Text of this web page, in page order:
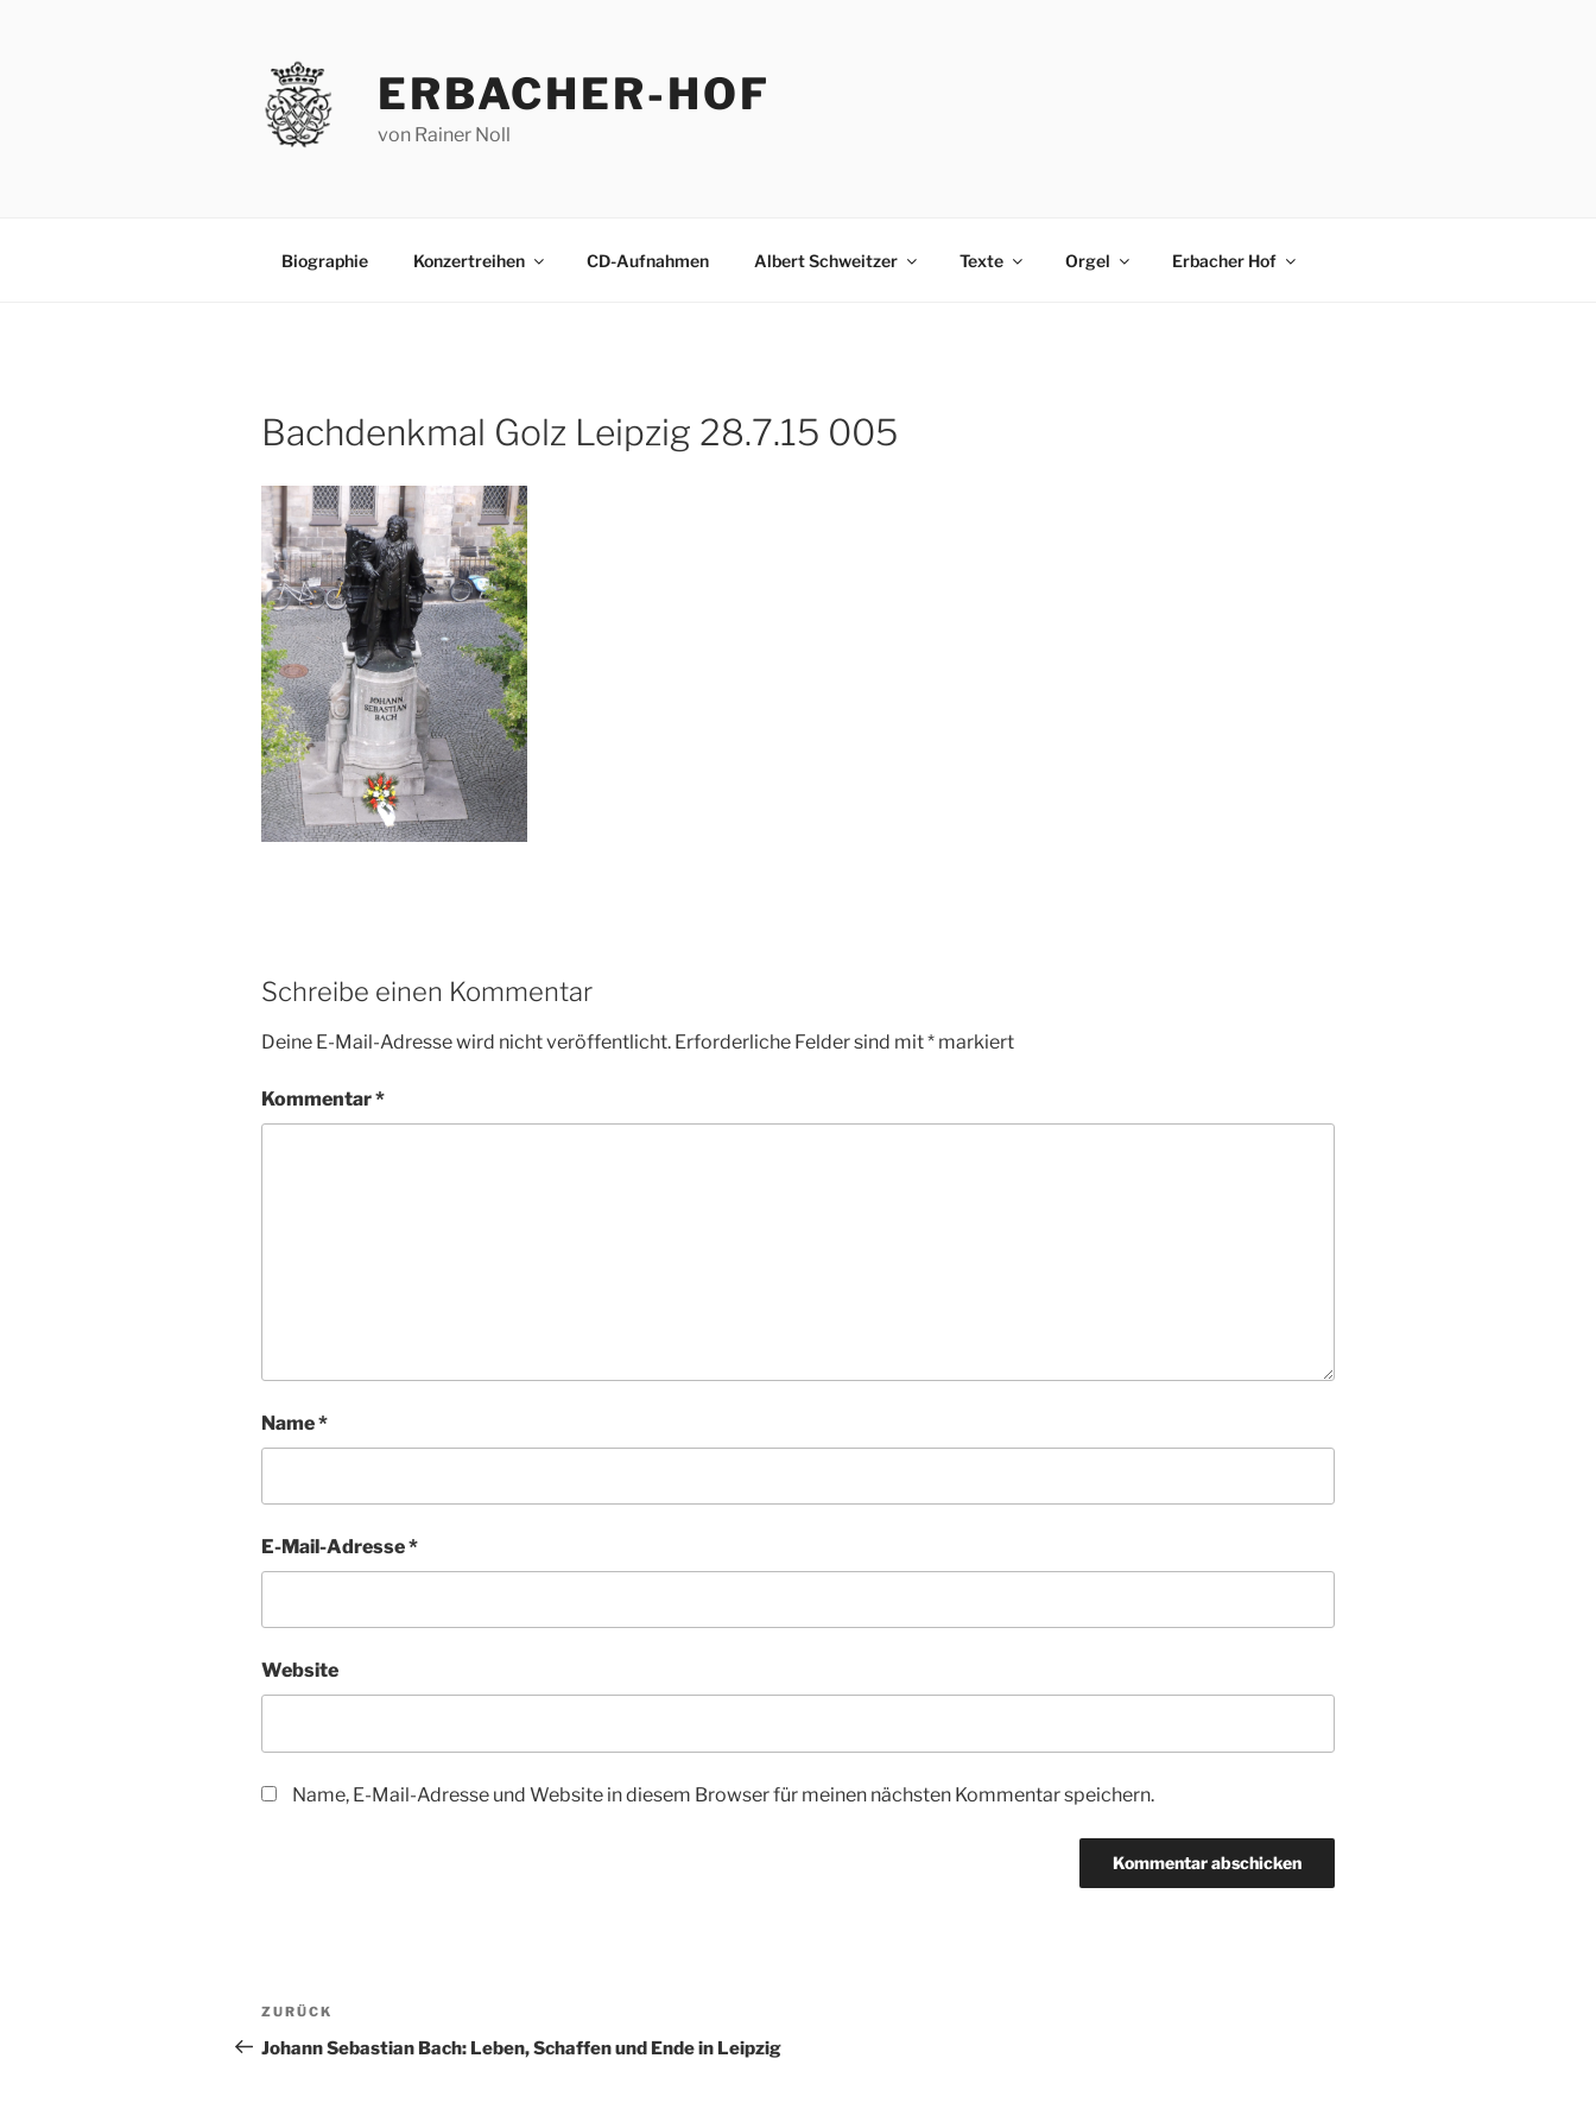
ERBACHER-HOF
von Rainer Noll
Biographie Konzertreihen CD-Aufnahmen Albert Schweitzer Texte Orgel Erbacher Hof
Bachdenkmal Golz Leipzig 28.7.15 005
Schreibe einen Kommentar
Deine E-Mail-Adresse wird nicht veröffentlicht. Erforderliche Felder sind mit* markiert
Kommentar*
Name*
E-Mail-Adresse*
Website
Name, E-Mail-Adresse und Website in diesem Browser für meinen nächsten Kommentar speichern.
Beitragsnavigation
Vorheriger
Beitrag
ZURÜCK
Johann Sebastian Bach: Leben, Schaffen und Ende in Leipzig